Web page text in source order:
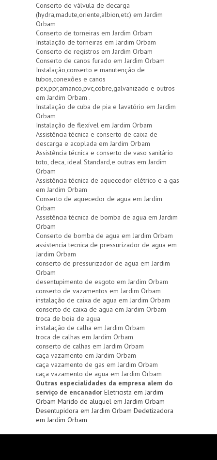
Conserto de válvula de decarga
(hydra,madute,oriente,albion,etc) em Jardim
Orbam
Conserto de torneiras em Jardim Orbam
Instalação de torneiras em Jardim Orbam
Conserto de registros em Jardim Orbam
Conserto de canos furado em Jardim Orbam
Instalação,conserto e manutenção de
tubos,conexões e canos
pex,ppr,amanco,pvc,cobre,galvanizado e outros
em Jardim Orbam .
Instalação de cuba de pia e lavatório em Jardim
Orbam
Instalação de flexível em Jardim Orbam
Assistência técnica e conserto de caixa de
descarga e acoplada em Jardim Orbam
Assistência técnica e conserto de vaso sanitário
toto, deca, ideal Standard,e outras em Jardim
Orbam
Assistência técnica de aquecedor elétrico e a gas
em Jardim Orbam
Conserto de aquecedor de agua em Jardim
Orbam
Assistência técnica de bomba de agua em Jardim
Orbam
Conserto de bomba de agua em Jardim Orbam
assistencia tecnica de pressurizador de agua em
Jardim Orbam
conserto de pressurizador de agua em Jardim
Orbam
desentupimento de esgoto em Jardim Orbam
conserto de vazamentos em Jardim Orbam
instalação de caixa de agua em Jardim Orbam
conserto de caixa de agua em Jardim Orbam
troca de boia de agua
instalação de calha em Jardim Orbam
troca de calhas em Jardim Orbam
conserto de calhas em Jardim Orbam
caça vazamento em Jardim Orbam
caça vazamento de gas em Jardim Orbam
caça vazamento de agua em Jardim Orbam
Outras especialidades da empresa alem do
serviço de encanador Eletricista em Jardim
Orbam Marido de aluguel em Jardim Orbam
Desentupidora em Jardim Orbam Dedetizadora
em Jardim Orbam